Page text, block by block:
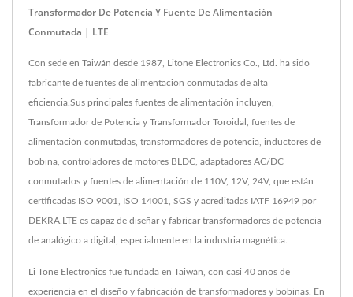
Transformador De Potencia Y Fuente De Alimentación
Conmutada | LTE
Con sede en Taiwán desde 1987, Litone Electronics Co., Ltd. ha sido
fabricante de fuentes de alimentación conmutadas de alta
eficiencia.Sus principales fuentes de alimentación incluyen,
Transformador de Potencia y Transformador Toroidal, fuentes de
alimentación conmutadas, transformadores de potencia, inductores de
bobina, controladores de motores BLDC, adaptadores AC/DC
conmutados y fuentes de alimentación de 110V, 12V, 24V, que están
certificadas ISO 9001, ISO 14001, SGS y acreditadas IATF 16949 por
DEKRA.LTE es capaz de diseñar y fabricar transformadores de potencia
de analógico a digital, especialmente en la industria magnética.
Li Tone Electronics fue fundada en Taiwán, con casi 40 años de
experiencia en el diseño y fabricación de transformadores y bobinas. En